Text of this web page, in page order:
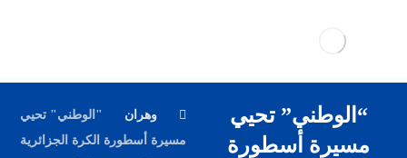
“الوطني” تحيي
مسيرة أسطورة
وهران
"الوطني" تحيي
مسيرة أسطورة الكرة الجزائرية